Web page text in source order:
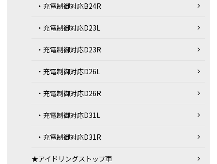
・充電制御対応B24R
・充電制御対応D23L
・充電制御対応D23R
・充電制御対応D26L
・充電制御対応D26R
・充電制御対応D31L
・充電制御対応D31R
★アイドリングストップ車